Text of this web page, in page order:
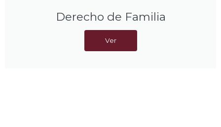
Derecho de Familia
Ver